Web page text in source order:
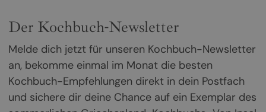
Der Kochbuch-Newsletter
Melde dich jetzt für unseren Kochbuch-Newsletter
an, bekomme einmal im Monat die besten
Kochbuch-Empfehlungen direkt in dein Postfach
und sichere dir deine Chance auf ein Exemplar des